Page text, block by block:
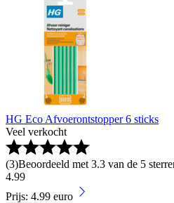
HG Eco Afvoerontstopper 6 sticks
Veel verkocht
(3)Beoordeeld met 3.3 van de 5
4.99
Prijs: 4.99 euro